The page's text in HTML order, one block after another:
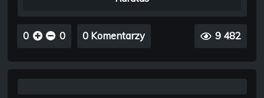
0 0 0 Komentarzy 9 482